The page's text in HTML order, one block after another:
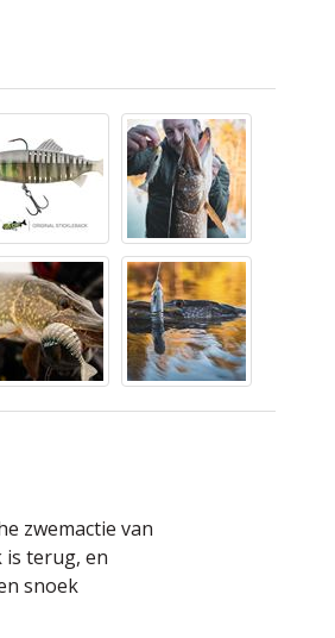
zwemactie van
is terug, en
snoek